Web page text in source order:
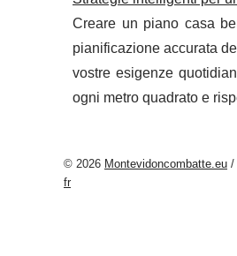
Creare un piano casa
pianificazione accurata
vostre esigenze
ogni metro quadrato e
© 2026 Montevidoncombatte.eu /
fr